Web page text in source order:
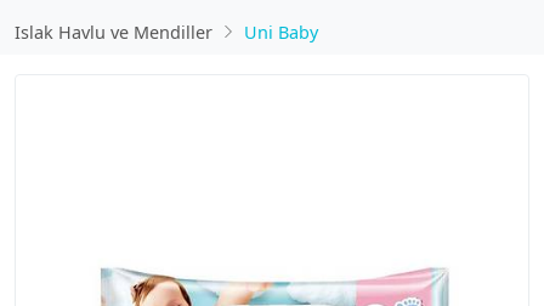
Islak Havlu ve Mendiller
Uni Baby